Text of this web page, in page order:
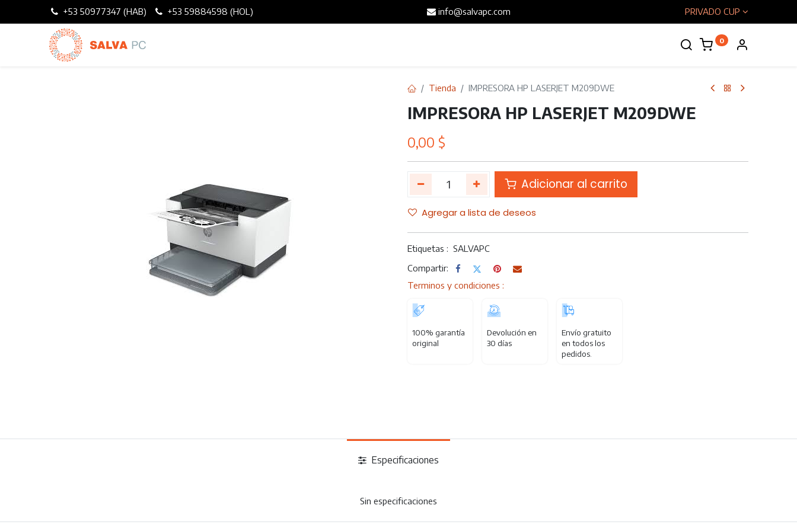
+53 50977347 (HAB) +53 59884598 (HOL) info@salvapc.com PRIVADO CUP
0
Tienda IMPRESORA HP LASERJET M209DWE
IMPRESORA HP LASERJET M209DWE
0,00 $
Adicionar al carrito
Agregar a lista de deseos
Etiquetas : SALVAPC
Compartir:
Terminos y condiciones :
100% garantía
original
Devolución en
30 días
Envío gratuito
en todos los
pedidos.
Especificaciones
Sin especificaciones